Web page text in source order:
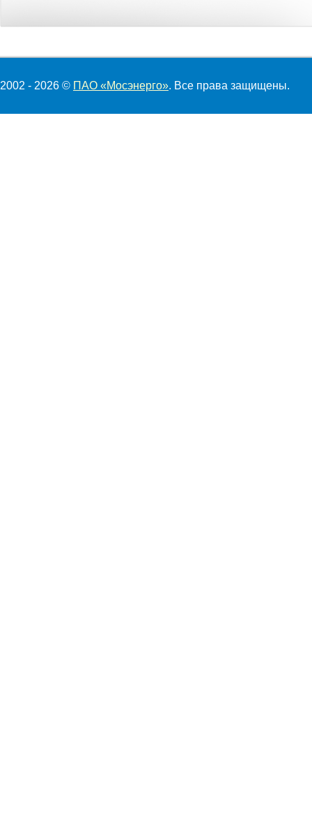
2002 - 2026 © ПАО «Мосэнерго». Все права защищены.